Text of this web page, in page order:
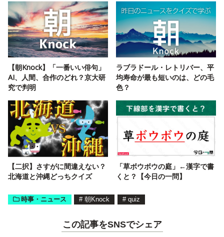
【朝Knock】「一番いい俳句」
AI、人間、合作のどれ？京大研
究で判明
ラブラドール・レトリバー、平
均寿命が最も短いのは、どの毛
色？
【二択】さすがに間違えない？
北海道と沖縄どっちクイズ
「草ボウボウの庭」←漢字で書
くと？【今日の一問】
時事・ニュース # 朝Knock # quiz
この記事をSNSでシェア